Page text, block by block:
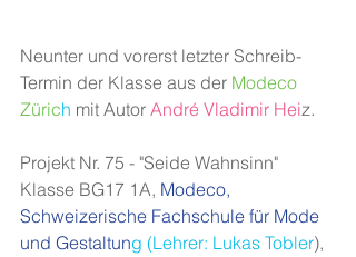
Neunter und vorerst letzter Schreib-
Termin der Klasse aus der Modeco
Zürich mit Autor André Vladimir Heiz.
Projekt Nr. 75 - "Seide Wahnsinn"
Klasse BG17 1A, Modeco,
Schweizerische Fachschule für Mode
und Gestaltung (Lehrer: Lukas Tobler),